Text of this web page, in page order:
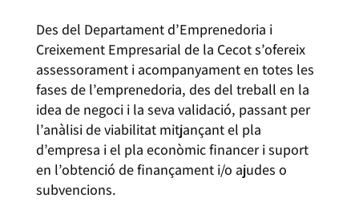
Des del Departament d’Emprenedoria i
Creixement Empresarial de la Cecot s’ofereix
assessorament i acompanyament en totes les
fases de l’emprenedoria, des del treball en la
idea de negoci i la seva validació, passant per
l’anàlisi de viabilitat mitjançant el pla
d’empresa i el pla econòmic financer i suport
en l’obtenció de finançament i/o ajudes o
subvencions.